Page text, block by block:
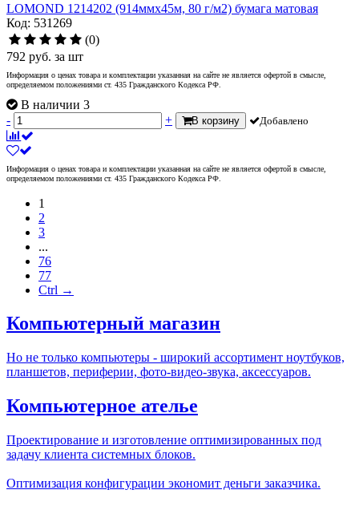
LOMOND 1214202 (914ммx45м, 80 г/м2) бумага матовая
Код: 531269
(0)
792 руб. за шт
Информация о ценах товара и комплектации указанная на сайте не является офертой в смысле,
определяемом положениями ст. 435 Гражданского Кодекса РФ.
В наличии 3
-
+ В корзину Добавлено
Информация о ценах товара и комплектации указанная на сайте не является офертой в смысле,
определяемом положениями ст. 435 Гражданского Кодекса РФ.
1
2
3
...
76
77
Ctrl →
Компьютерный магазин
Но не только компьютеры - широкий ассортимент ноутбуков,
планшетов, периферии, фото-видео-звука, аксессуаров.
Компьютерное ателье
Проектирование и изготовление оптимизированных под
задачу клиента системных блоков.
Оптимизация конфигурации экономит деньги заказчика.